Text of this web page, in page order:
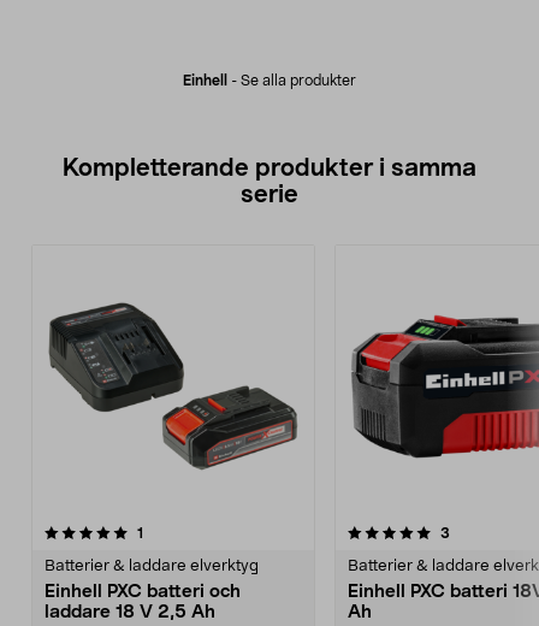
Einhell - Se alla produkter
Kompletterande produkter i samma
serie
1
Batterier & laddare elverktyg
Einhell PXC batteri och
laddare 18 V 2,5 Ah
5.0av 5 stjärnor 3
Batterier & laddare
Einhell PXC batteri
Ah
0.0 av 5 stjärnor